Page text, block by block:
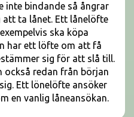
inte bindande så ångrar
att ta lånet. Ett lånelöfte
ska köpa
har ett löfte om att få
sig för att slå till.
också redan från början
Ett lönelöfte ansöker
en vanlig låneansökan.